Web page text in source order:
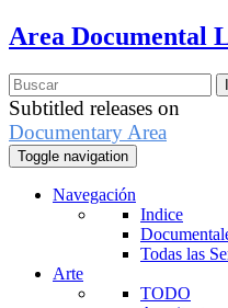
Area Documental
Subtitled releases on
Documentary Area
Toggle navigation
Navegación
Indice
Todas las
Arte
TODO